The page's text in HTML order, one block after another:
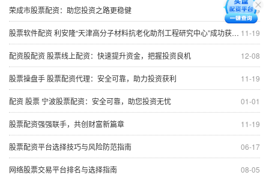
12-15
荣成市股票配资：助您投资之路更稳健
11-19
股票软件配资 利安隆“天津高分子材料抗老化助剂工程研究中心”成功获批 实现科委等三部门认定大满贯
12-08
配资股配资 股票线上配资：快速提升资金，把握投资良机
11-19
股票操盘手 股票配资代理：安全可靠，助力投资获利
01-01
配资 股票 宁波股票配资：安全可靠，助您投资无忧
11-19
股票配资强强联手，共创财富新篇章
06-17
股票配资平台选择技巧与风险防范指南
08-05
网络股票交易平台排名与选择指南